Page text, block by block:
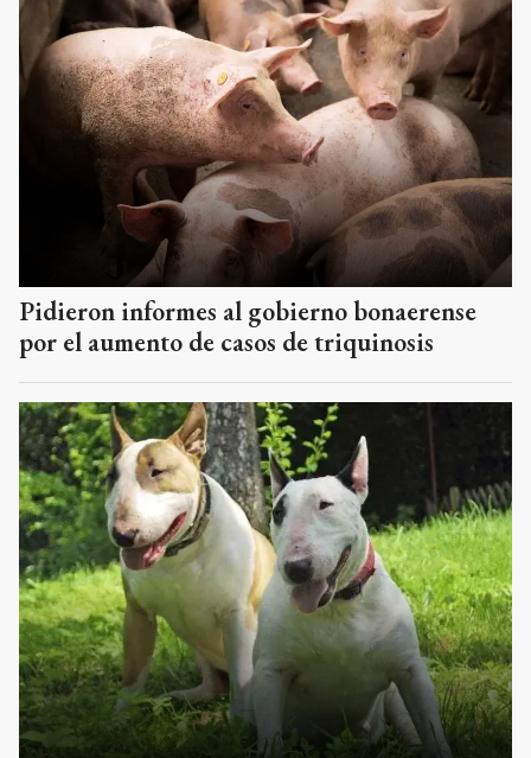
Pidieron informes al gobierno bonaerense
por el aumento de casos de triquinosis
Condenaron a dueños de dos perros Bull
Terrier a pagar una indemnización tras
ataque en un barrio privado